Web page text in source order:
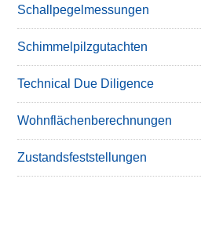
Schallpegelmessungen
Schimmelpilzgutachten
Technical Due Diligence
Wohnflächenberechnungen
Zustandsfeststellungen